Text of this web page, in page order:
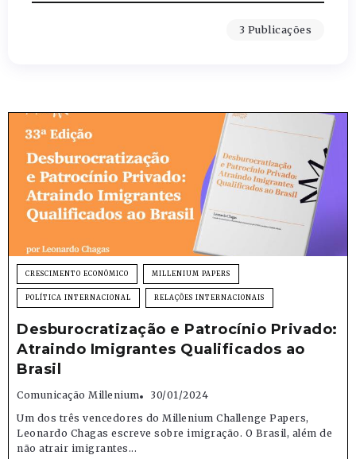
3 Publicações
CRESCIMENTO ECONÔMICO MILLENIUM PAPERS
POLÍTICA INTERNACIONAL RELAÇÕES INTERNACIONAIS
Desburocratização e Patrocínio Privado:
Atraindo Imigrantes Qualificados ao
Brasil
Comunicação Millenium
30/01/2024
Um dos três vencedores do Millenium Challenge Papers,
Leonardo Chagas escreve sobre imigração. O Brasil, além de
não atrair imigrantes...